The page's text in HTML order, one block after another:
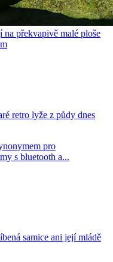
překvapivě malé ploše
retro lyže z půdy dnes
pro
s bluetooth a...
samice ani její mládě